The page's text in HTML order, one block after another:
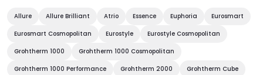
Allure Allure Brilliant Atrio Essence Euphoria
Eurosmart
Eurosmart Cosmopolitan
Eurostyle
Eurostyle Cosmopolitan
Grohtherm 1000
Grohtherm 1000 Cosmopolitan
Grohtherm 1000 Performance
Grohtherm 2000 Grohtherm Cube